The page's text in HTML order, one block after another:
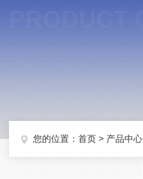
您的位置： 首页 > 产品中心